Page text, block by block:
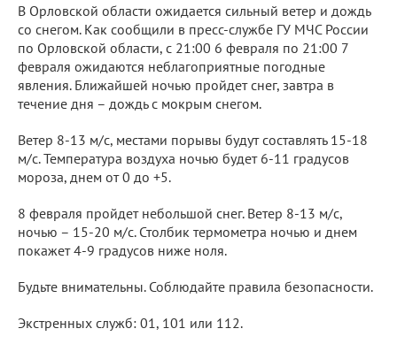
В Орловской области ожидается сильный ветер и дождь
со снегом. Как сообщили в пресс-службе ГУ МЧС России
по Орловской области, с 21:00 6 февраля по 21:00 7
февраля ожидаются неблагоприятные погодные
явления. Ближайшей ночью пройдет снег, завтра в
течение дня – дождь с мокрым снегом.
Ветер 8-13 м/с, местами порывы будут составлять 15-18
м/с. Температура воздуха ночью будет 6-11 градусов
мороза, днем от 0 до +5.
8 февраля пройдет небольшой снег. Ветер 8-13 м/с,
ночью – 15-20 м/с. Столбик термометра ночью и днем
покажет 4-9 градусов ниже ноля.
Будьте внимательны. Соблюдайте правила безопасности.
Экстренных служб: 01, 101 или 112.